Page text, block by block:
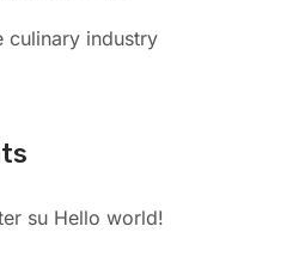
culinary industry
su Hello world!